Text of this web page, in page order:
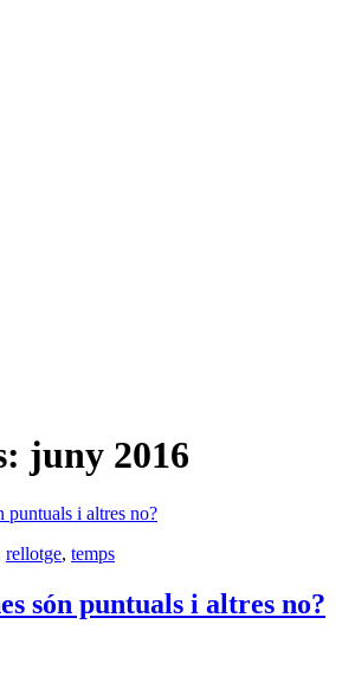
juny 2016
rellotge, temps
són puntuals i altres no?